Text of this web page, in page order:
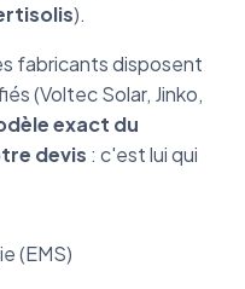
).
fabricants disposent
(Voltec Solar, Jinko,
exact du
devis : c'est lui qui
(EMS)